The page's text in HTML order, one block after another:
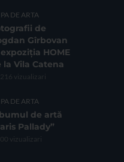
DE ARTA
de
Gîrbovan
HOME
la Vila Catena
vizualizari
DE ARTA
de artă
Pallady”
vizualizari